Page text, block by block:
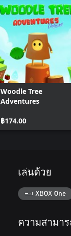
Woodle Tree
Adventures
฿174.00
เล่นด้วย
XBOX One
ความสามาร